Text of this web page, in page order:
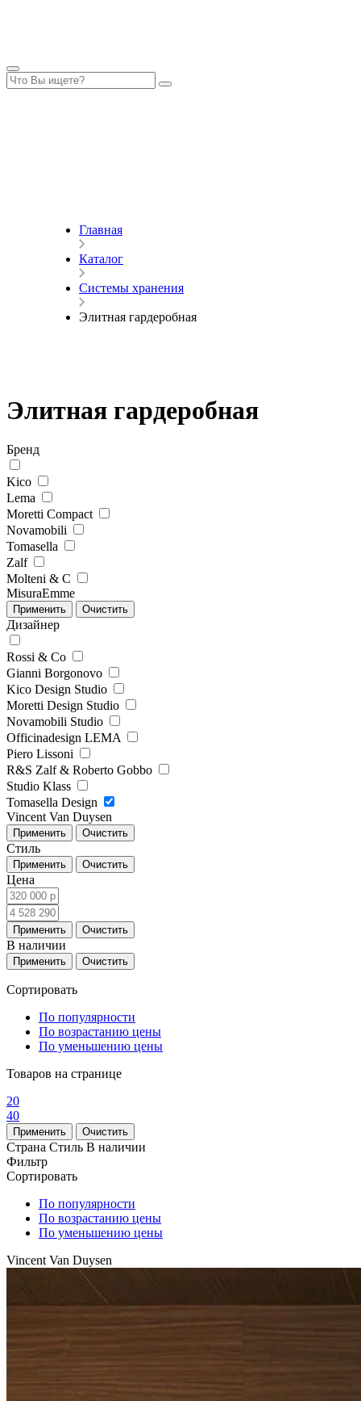
Главная
Каталог
Системы хранения
Элитная гардеробная
Элитная гардеробная
Бренд
Kico
Lema
Moretti Compact
Novamobili
Tomasella
Zalf
Molteni & C
MisuraEmme
Дизайнер
Rossi & Co
Gianni Borgonovo
Kico Design Studio
Moretti Design Studio
Novamobili Studio
Officinadesign LEMA
Piero Lissoni
R&S Zalf & Roberto Gobbo
Studio Klass
Tomasella Design
Vincent Van Duysen
Стиль
Цена
В наличии
Сортировать
По популярности
По возрастанию цены
По уменьшению цены
Товаров на странице
20
40
Страна Стиль В наличии
Фильтр
Сортировать
По популярности
По возрастанию цены
По уменьшению цены
Vincent Van Duysen